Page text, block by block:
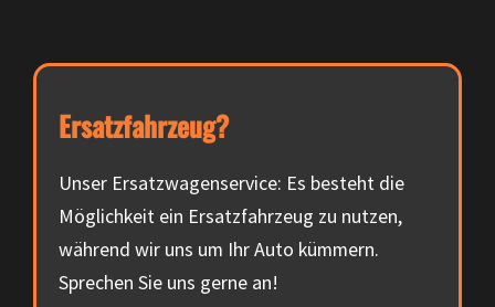
Ersatzfahrzeug?
Unser Ersatzwagenservice: Es besteht die
Möglichkeit ein Ersatzfahrzeug zu nutzen,
während wir uns um Ihr Auto kümmern.
Sprechen Sie uns gerne an!